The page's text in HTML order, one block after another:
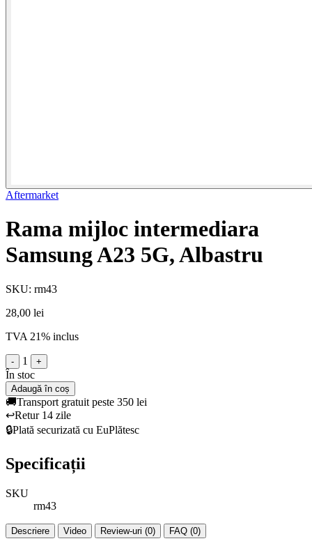
Aftermarket
Rama mijloc intermediara
Samsung A23 5G, Albastru
SKU: rm43
28,00 lei
TVA 21% inclus
- 1 +
În stoc
Adaugă în coș
🚚Transport gratuit peste 350 lei
↩️Retur 14 zile
🔒Plată securizată cu EuPlătesc
Specificații
SKU
rm43
Descriere Video Review-uri (0) FAQ (0)